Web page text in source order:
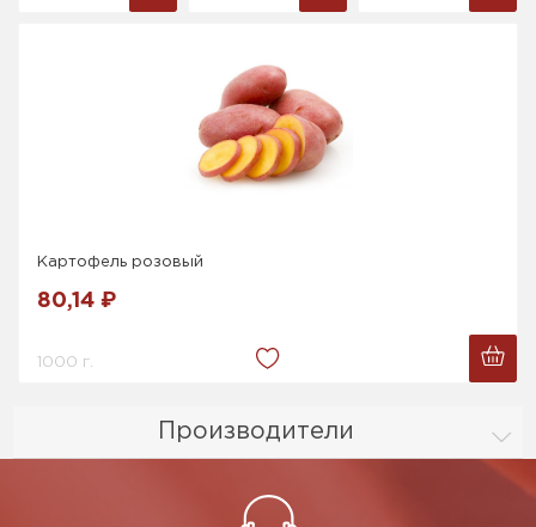
Производители
Картофель розовый
80,14 ₽
1000 г.